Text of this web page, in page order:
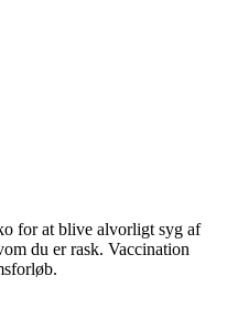
for at blive alvorligt syg af
du er rask. Vaccination